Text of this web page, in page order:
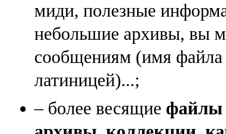
миди, полезные
небольшие архивы, вы
сообщениям (имя
латиницей)...;
– более весящие файлы